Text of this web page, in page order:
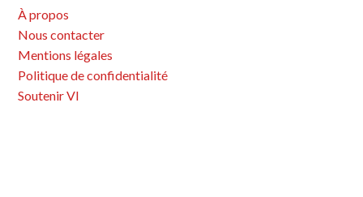
À propos
Nous contacter
Mentions légales
Politique de confidentialité
Soutenir VI